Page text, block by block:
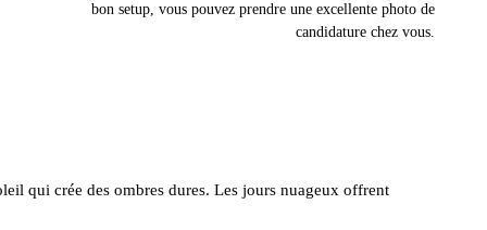
bon setup, vous pouvez prendre une excellente photo de
candidature chez vous.
qui crée des ombres dures. Les jours nuageux offrent